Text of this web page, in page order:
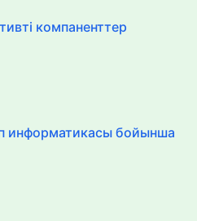
компаненттер
информатикасы бойынша